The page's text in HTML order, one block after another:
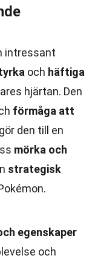
intressant
och häftiga
hjärtan. Den
förmåga att
den till en
mörka och
strategisk
egenskaper
och